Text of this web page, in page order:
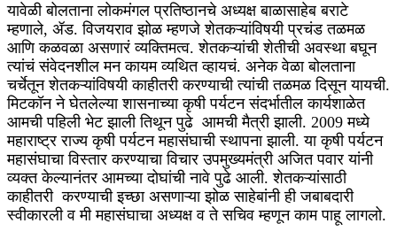
यावेळी बोलताना लोकमंगल प्रतिष्ठानचे अध्यक्ष बाळासाहेब बराटे
म्हणाले, ॲड. विजयराव झोळ म्हणजे शेतकऱ्यांविषयी प्रचंड तळमळ
आणि कळवळा असणारं व्यक्तिमत्व. शेतकऱ्यांची शेतीची अवस्था बघून
त्यांचं संवेदनशील मन कायम व्यथित व्हायचं. अनेक वेळा बोलताना
चर्चेतून शेतकऱ्यांविषयी काहीतरी करण्याची त्यांची तळमळ दिसून यायची.
मिटकॉन ने घेतलेल्या शासनाच्या कृषी पर्यटन संदर्भातील कार्यशाळेत
आमची पहिली भेट झाली तिथून पुढे आमची मैत्री झाली. 2009 मध्ये
महाराष्ट्र राज्य कृषी पर्यटन महासंघाची स्थापना झाली. या कृषी पर्यटन
महासंघाचा विस्तार करण्याचा विचार उपमुख्यमंत्री अजित पवार यांनी
व्यक्त केल्यानंतर आमच्या दोघांची नावे पुढे आली. शेतकऱ्यांसाठी
काहीतरी करण्याची इच्छा असणाऱ्या झोळ साहेबांनी ही जबाबदारी
स्वीकारली व मी महासंघाचा अध्यक्ष व ते सचिव म्हणून काम पाहू लागलो.